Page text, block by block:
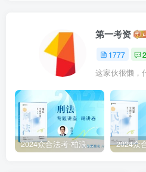
第一考资
1777
这家伙很懒，
2024众合法考-柏浪涛刑法-精讲卷pdf电子版（附视频1-76全）